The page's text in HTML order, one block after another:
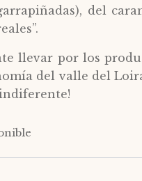
del
llevar por los
del valle del